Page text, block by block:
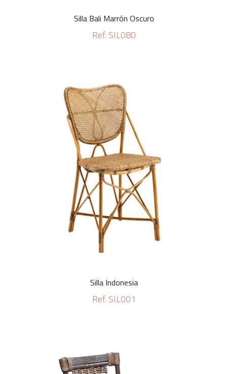
Silla Bali Marrón Oscuro
Ref. SIL080
Silla Indonesia
Ref. SIL001